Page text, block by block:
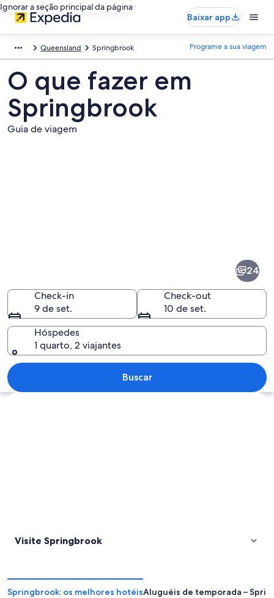
Ignorar a seção principal da página
Baixar app
Queensland Springbrook Programe a sua viagem
O que fazer em
Springbrook
Guia de viagem
Paisagem costeira urbana com
24
Check-in
9 de set.
Check-out
10 de set.
Hóspedes
1 quarto, 2 viajantes
Buscar
Explorar mapa
Visite Springbrook
Springbrook: os melhores hotéisAluguéis de temporada –